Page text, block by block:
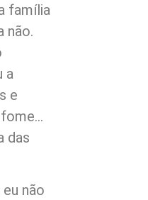
família
não.
a
e
das
não